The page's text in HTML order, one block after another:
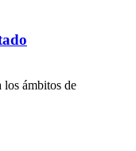
ámbitos de